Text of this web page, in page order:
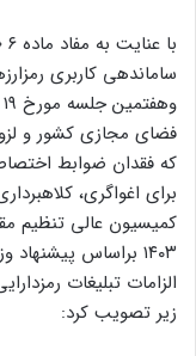
ساماندهی کاربری
فضای مجازی کشور و
که فقدان ضوابط
برای اغواگری،
۱۴۰۳ براساس
زیر تصویب کرد: